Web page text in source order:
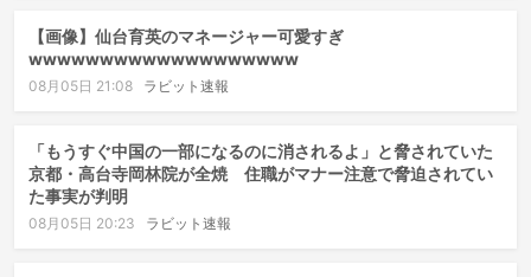
【画像】仙台育英のマネージャー可愛すぎ
wwwwwwwwwwwwwwwwwww
08月05日 21:08 ラビット速報
「もうすぐ中国の一部になるのに消されるよ」と脅されていた
京都・高台寺岡林院が全焼 住職がマナー注意で脅迫されてい
た事実が判明
08月05日 20:23 ラビット速報